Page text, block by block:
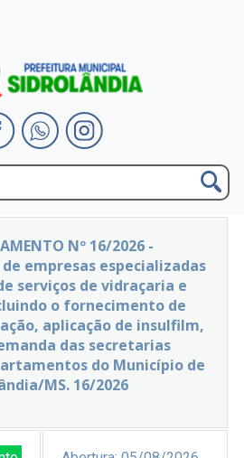
Nº 16/2026 -
empresas especializadas
serviços de vidraçaria e
o fornecimento de
aplicação de insulfilm,
das secretarias
do Município de
MS. 16/2026